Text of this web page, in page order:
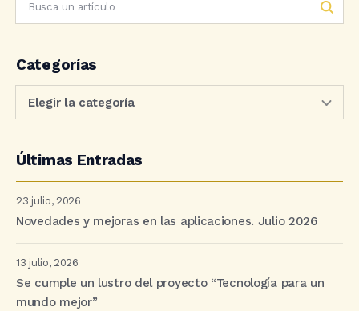
Categorías
Últimas Entradas
23 julio, 2026
Novedades y mejoras en las aplicaciones. Julio 2026
13 julio, 2026
Se cumple un lustro del proyecto “Tecnología para un
mundo mejor”